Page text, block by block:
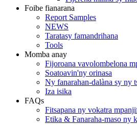
Foibe fianarana
Report Samples
NEWS
Taratasy famandrihana
Tools
Momba anay
Fijoroana vavolombelona
Soatoavin'ny orinasa
Ny fanarahan-dalàna sy ny
Iza isika
FAQs
Fitsapana ny vokatra
Etika & Fanaraha-maso ny